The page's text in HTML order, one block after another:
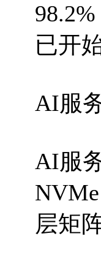
已开
AI服
AI服
层矩